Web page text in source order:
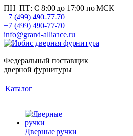
ПН–ПТ: С 8:00 до 17:00 по МСК
+7 (499) 490-77-70
+7 (499) 490-77-70
info@grand-alliance.ru
Федеральный поставщик
дверной фурнитуры
Каталог
Дверные ручки